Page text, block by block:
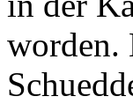
worden.